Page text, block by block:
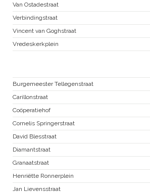
Van Ostadestraat
Verbindingstraat
Vincent van Goghstraat
Vredeskerkplein
Burgemeester Tellegenstraat
Carillonstraat
Coöperatiehof
Cornelis Springerstraat
David Blesstraat
Diamantstraat
Granaatstraat
Henriëtte Ronnerplein
Jan Lievensstraat